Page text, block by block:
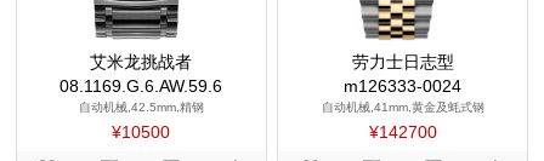
艾米龙挑战者
08.1169.G.6.AW.59.6
自动机械,42.5mm,精钢
¥10500
劳力士日志型
m126333-0024
自动机械,41mm,黄金及蚝式钢
¥142700